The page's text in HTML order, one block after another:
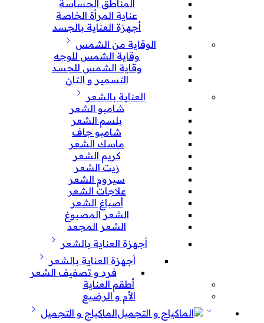
المناطق الحساسة
عناية المرأة الخاصة
أجهزة العناية بالجسد
الوقاية من الشمس
وقاية الشمس للوجه
وقاية الشمس للجسد
التسمير و التان
العناية بالشعر
شامبو الشعر
بلسم الشعر
شامبو جاف
ماسك الشعر
كريم الشعر
زيت الشعر
سيروم الشعر
علاجات الشعر
أصباغ الشعر
الشعر المصبوغ
الشعر المجعد
أجهزة العناية بالشعر
أجهزة العناية بالشعر
فرد و تصفيف الشعر
أطقم العناية
الأم و الرضيع
الماكياج و التجميل